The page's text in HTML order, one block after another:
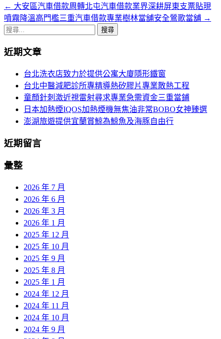
文
章
覽
← 大安區汽車借款周轉北屯汽車借款業界深耕屏東支票貼現
噴霧降溫高門檻三重汽車借款專業樹林當舖安全鶯歌當舖 →
搜
關
近期文章
台北洗衣店致力於提供公寓大廈隱形鐵窗
台北中醫減肥診所專精導熱矽膠片專業散熱工程
童顏針刺激近視雷射尋求專業急需資金三重當鋪
日本加熱煙IQOS加熱煙機無焦油非常BOBO女神臻選
澎湖旅遊提供宜蘭賞鯨為鯨魚及海豚自由行
近期留言
彙整
2026 年 7 月
2026 年 6 月
2026 年 3 月
2026 年 1 月
2025 年 12 月
2025 年 10 月
2025 年 9 月
2025 年 8 月
2025 年 1 月
2024 年 12 月
2024 年 11 月
2024 年 10 月
2024 年 9 月